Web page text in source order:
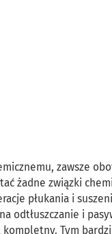
zawsze
żadne związki
płukania i
odtłuszczanie i
Tym